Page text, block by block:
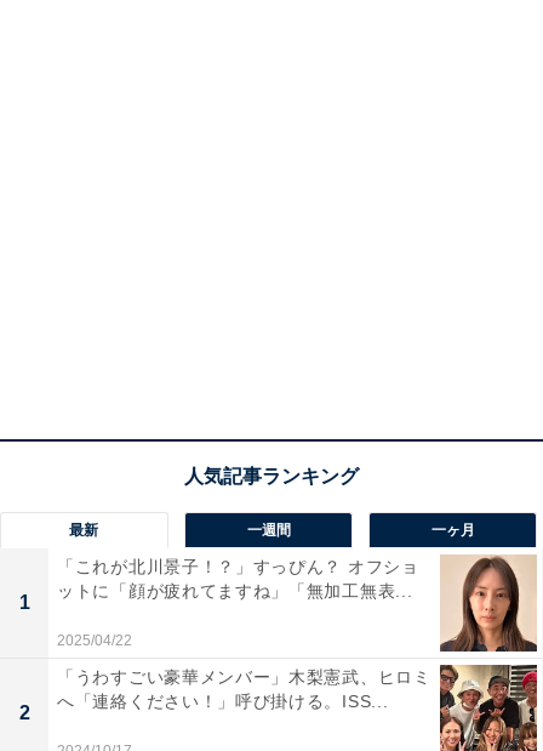
最新 一週間 一ヶ月
1
「これが北川景子！？」すっぴん？ オフショ
ットに「顔が疲れてますね」「無加工無表...
2025/04/22
2
「うわすごい豪華メンバー」木梨憲武、ヒロミ
へ「連絡ください！」呼び掛ける。ISS...